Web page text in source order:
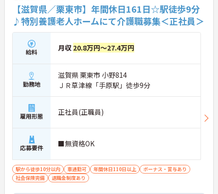
★おすすめPOINT★
・生活支援員からスタートし、サービス管理責任者
やエリアマネージャーへと続く明確なステップアッ
プの道筋が用意されています。急成長中の企業であ
るためポストも豊富にあり、専門性を高めながらマ
ネジメント職への挑戦も視野に入れていただけま
す。
・年間休日114日、残業月平均10時間程度という就
業環境に加え、産前産後休暇や育児休暇制度がしっ
かりと整備されています。オンとオフの切り替えを
・グループホーム一棟あたりの入居者様20名定員を
常時2～4名のスタッフで支援、国基準を上回る人員
配置や夜間複数名体制が敷かれているため、業務に
追われることなくご利用者様のペースに合わせたサ
ポートが可能です。施設も専用設計で働きやすく、
います。
【滋賀県／栗東市】年間休日161日☆駅徒歩9分
♪特別養護老人ホームにて介護職募集＜正社員＞
給料 月収 20.8万円～27.4万円
勤務地
滋賀県 栗東市 小野814
ＪＲ草津線「手原駅」徒歩9分
雇用形態 正社員(正職員)
応募要件 ■無資格OK
駅から徒歩10分以内 車通勤可 年間休日110日以上
ボーナス・賞与あり
社会保険完備
退職金制度あり